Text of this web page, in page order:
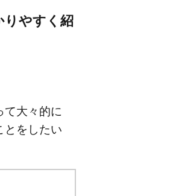
りやすく紹
て大々的に
とをしたい